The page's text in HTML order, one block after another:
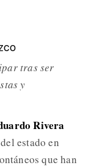
tras ser
y
Rivera
estado en
que han